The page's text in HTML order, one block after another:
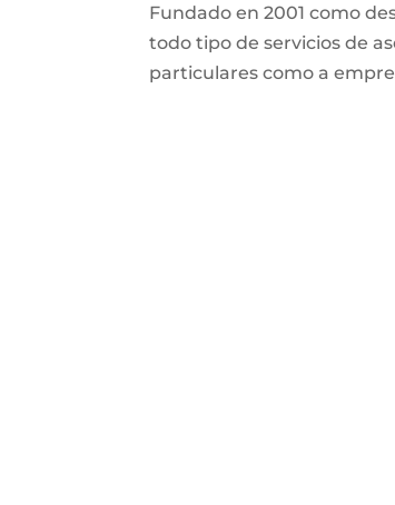
Fundado en 2001 como
todo tipo de servicios de
particulares como a